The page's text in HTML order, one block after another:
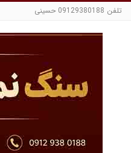
تلفن 09129380188 حسینی